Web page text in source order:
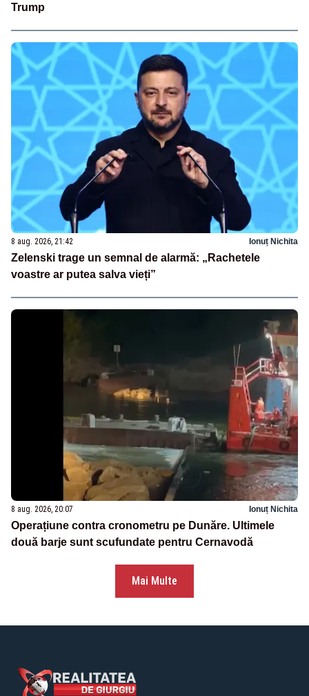
Trump
8 aug. 2026, 21:42 Ionuț Nichita
Zelenski trage un semnal de alarmă: „Rachetele
voastre ar putea salva vieți”
8 aug. 2026, 20:07 Ionuț Nichita
Operațiune contra cronometru pe Dunăre. Ultimele
două barje sunt scufundate pentru Cernavodă
Mai Multe